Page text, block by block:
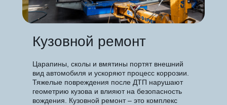
Кузовной ремонт
Царапины, сколы и вмятины портят внешний
вид автомобиля и ускоряют процесс коррозии.
Тяжелые повреждения после ДТП нарушают
геометрию кузова и влияют на безопасность
вождения. Кузовной ремонт – это комплекс